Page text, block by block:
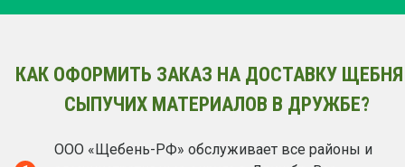
КАК ОФОРМИТЬ ЗАКАЗ НА ДОСТАВКУ
СЫПУЧИХ МАТЕРИАЛОВ В ДРУЖБЕ?
ООО «Щебень-РФ» обслуживает все районы и